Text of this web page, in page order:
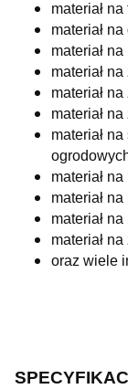
materiał
materiał na
materiał
materiał
materiał
materiał
materiał
materiał
materiał na
materiał
materiał
oraz wiele